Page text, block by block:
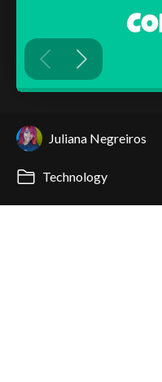
Juliana Negreiros
Technology